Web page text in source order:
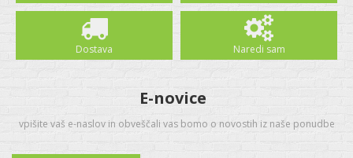
Dostava Naredi sam
E-novice
vpišite vaš e-naslov in obveščali vas bomo o novostih iz naše ponudbe